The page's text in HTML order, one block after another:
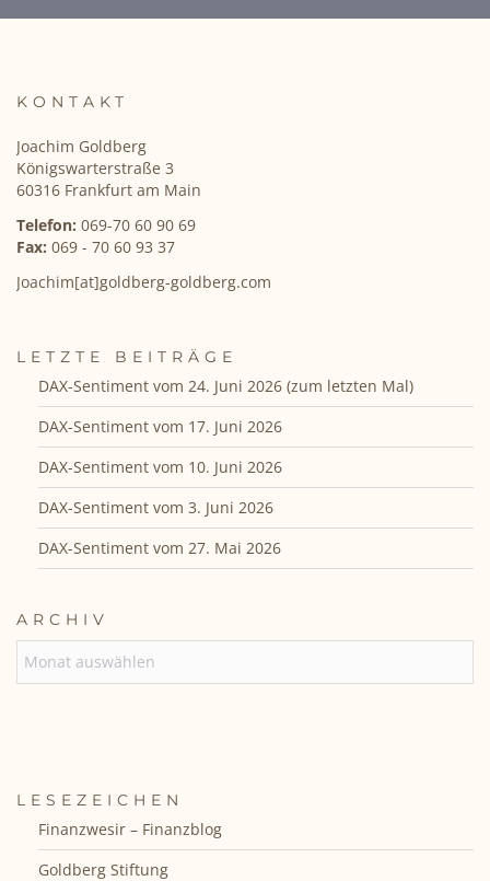
KONTAKT
Joachim Goldberg
Königswarterstraße 3
60316 Frankfurt am Main
Telefon: 069-70 60 90 69
Fax: 069 - 70 60 93 37
Joachim[at]goldberg-goldberg.com
LETZTE BEITRÄGE
DAX-Sentiment vom 24. Juni 2026 (zum letzten Mal)
DAX-Sentiment vom 17. Juni 2026
DAX-Sentiment vom 10. Juni 2026
DAX-Sentiment vom 3. Juni 2026
DAX-Sentiment vom 27. Mai 2026
ARCHIV
LESEZEICHEN
Finanzwesir – Finanzblog
Goldberg Stiftung